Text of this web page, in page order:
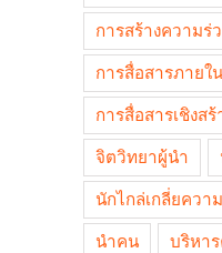
การสร้างความร่
การสื่อสารภายใ
การสื่อสารเชิงสร้
จิตวิทยาผู้นำ
นักไกล่เกลี่ยควา
นำคน บริหา